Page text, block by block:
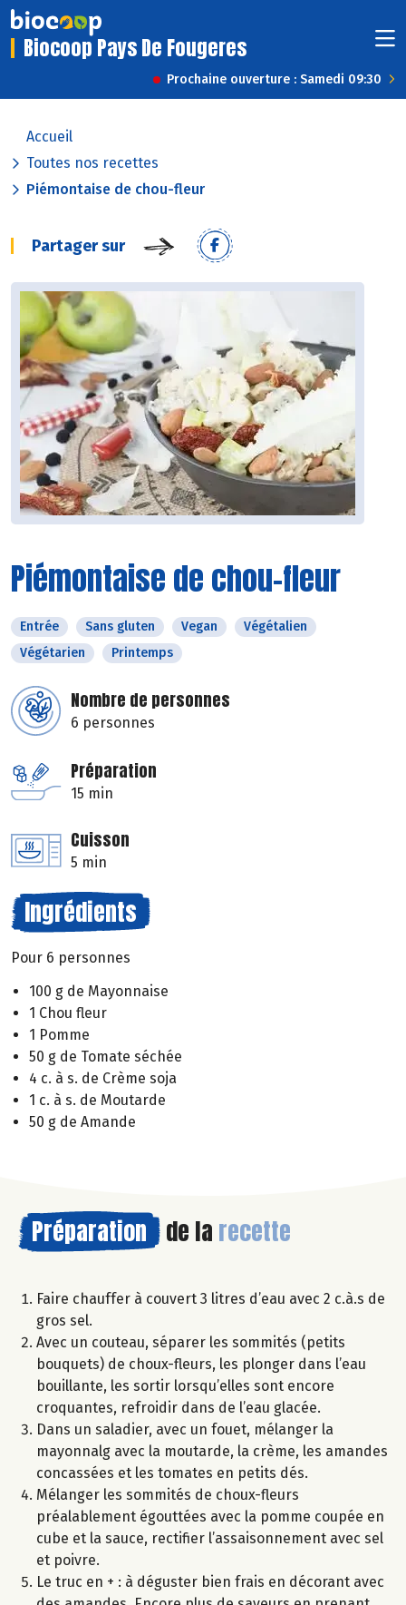
Biocoop Pays De Fougeres
Prochaine ouverture : Samedi 09:30
Accueil
Toutes nos recettes
Piémontaise de chou-fleur
Partager sur
Piémontaise de chou-fleur
Entrée Sans gluten Vegan
Végétalien
Végétarien
Printemps
Nombre de personnes
6 personnes
Préparation
15 min
Cuisson
5 min
Ingrédients
Pour 6 personnes
100 g de Mayonnaise
1 Chou fleur
1 Pomme
50 g de Tomate séchée
4 c. à s. de Crème soja
1 c. à s. de Moutarde
50 g de Amande
Préparation de la recette
Faire chauffer à couvert 3 litres d’eau avec 2 c.à.s de
gros sel.
Avec un couteau, séparer les sommités (petits
bouquets) de choux-fleurs, les plonger dans l’eau
bouillante, les sortir lorsqu’elles sont encore
croquantes, refroidir dans de l’eau glacée.
Dans un saladier, avec un fouet, mélanger la
mayonnalg avec la moutarde, la crème, les amandes
concassées et les tomates en petits dés.
Mélanger les sommités de choux-fleurs
préalablement égouttées avec la pomme coupée en
cube et la sauce, rectifier l’assaisonnement avec sel
et poivre.
Le truc en + : à déguster bien frais en décorant avec